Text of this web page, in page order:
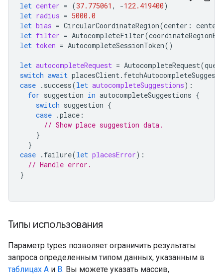
let center = (37.775061 , -122.419400)
let radius = 5000.0
let bias = CircularCoordinateRegion(center : center
let filter = AutocompleteFilter(
let token = AutocompleteSessionToken()
let autocompleteRequest = AutocompleteRequest(
switch await placesClient .
case . success(let autocompleteSuggestions):
for suggestion in autocompleteSuggestions {
switch suggestion {
case .place :
// Show place suggestion data.
}
}
case . failure(let placesError):
// Handle error.
}
Типы использования
Параметр types позволяет ограничить результаты
запроса определенным типом данных, указанным в
таблицах A и B. Вы можете указать массив,